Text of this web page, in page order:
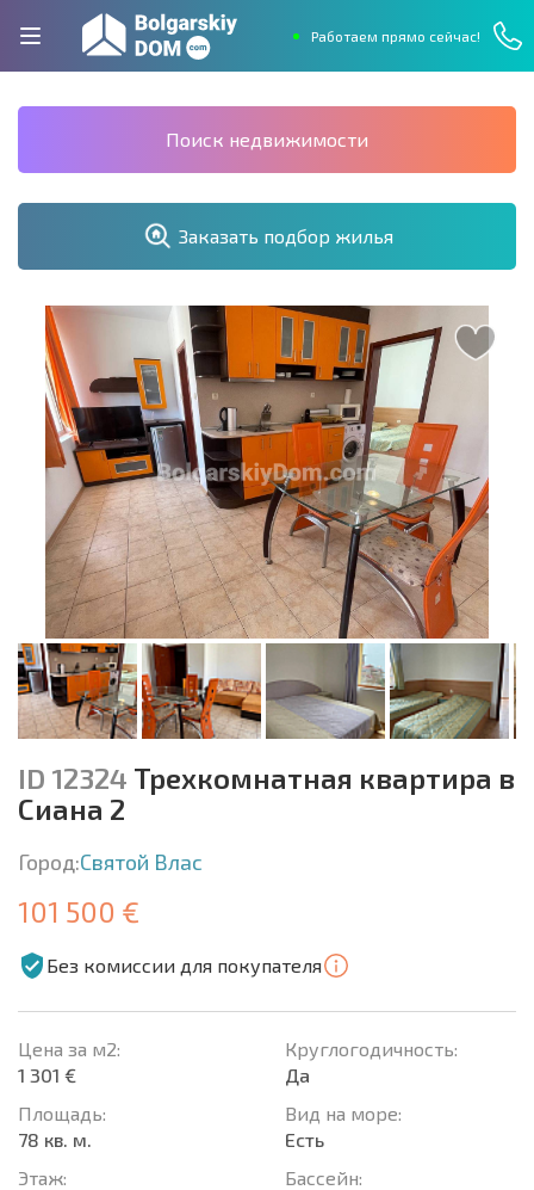
Работаем прямо сейчас!
Поиск недвижимости
Заказать подбор жилья
ID 12324 Трехкомнатная квартира в
Сиана 2
Город:Святой Влас
101 500 €
Без комиссии для покупателя
Цена за м2:
1 301 €
Площадь:
78 кв. м.
Этаж:
Круглогодичность:
Да
Вид на море:
Есть
Басcейн: